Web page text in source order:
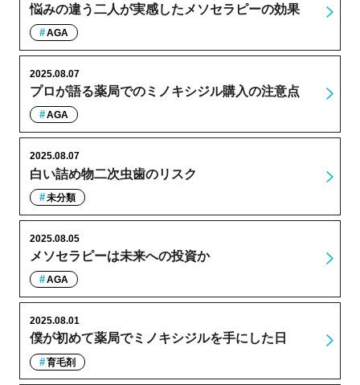
悩みの違う二人が実感したメソセラピーの効果
AGA
プロが語る薬局でのミノキシジル購入の注意点
2025.08.07
AGA
白い詰め物二次虫歯のリスク
2025.08.07
未分類
メソセラピーは未来への投資か
2025.08.05
AGA
僕が初めて薬局でミノキシジルを手にした日
2025.08.01
育毛剤